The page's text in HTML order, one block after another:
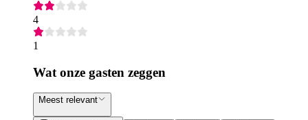
4
1
Wat onze gasten zeggen
Meest relevant